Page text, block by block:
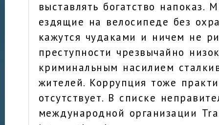
выставлять богатство напоказ.
ездящие на велосипеде без
кажутся чудаками и ничем не
преступности чрезвычайно
криминальным насилием
жителей. Коррупция тоже
отсутствует. В списке
международной организации